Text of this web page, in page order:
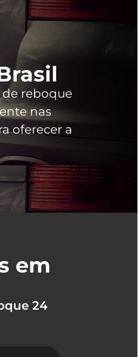
de reboque
nas
oferecer a
em
24